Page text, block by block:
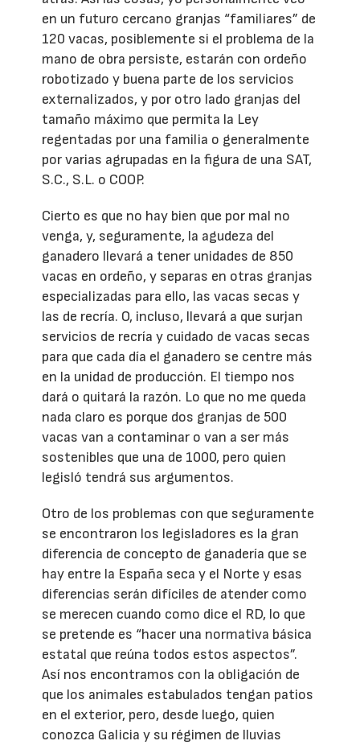
en un futuro cercano granjas “familiares” de
120 vacas, posiblemente si el problema de la
mano de obra persiste, estarán con ordeño
robotizado y buena parte de los servicios
externalizados, y por otro lado granjas del
tamaño máximo que permita la Ley
regentadas por una familia o generalmente
por varias agrupadas en la figura de una SAT,
S.C., S.L. o COOP.
Cierto es que no hay bien que por mal no
venga, y, seguramente, la agudeza del
ganadero llevará a tener unidades de 850
vacas en ordeño, y separas en otras granjas
especializadas para ello, las vacas secas y
las de recría. O, incluso, llevará a que surjan
servicios de recría y cuidado de vacas secas
para que cada día el ganadero se centre más
en la unidad de producción. El tiempo nos
dará o quitará la razón. Lo que no me queda
nada claro es porque dos granjas de 500
vacas van a contaminar o van a ser más
sostenibles que una de 1000, pero quien
legisló tendrá sus argumentos.
Otro de los problemas con que seguramente
se encontraron los legisladores es la gran
diferencia de concepto de ganadería que se
hay entre la España seca y el Norte y esas
diferencias serán difíciles de atender como
se merecen cuando como dice el RD, lo que
se pretende es “hacer una normativa básica
estatal que reúna todos estos aspectos”.
Así nos encontramos con la obligación de
que los animales estabulados tengan patios
en el exterior, pero, desde luego, quien
conozca Galicia y su régimen de lluvias